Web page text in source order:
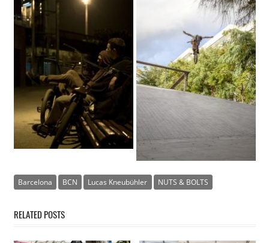
Barcelona BCN Lucas Kneubühler NUTS & BOLTS
RELATED POSTS